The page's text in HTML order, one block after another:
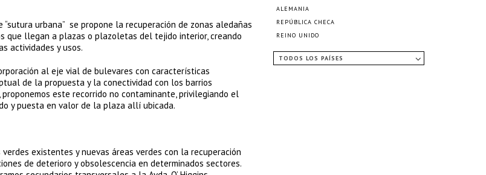
urbana” se propone la recuperación de zonas aledañas
que llegan a plazas o plazoletas del tejido interior, creando
actividades y usos.
al eje vial de bulevares con características
de la propuesta y la conectividad con los barrios
proponemos este recorrido no contaminante, privilegiando el
y puesta en valor de la plaza allí ubicada.
existentes y nuevas áreas verdes con la recuperación
de deterioro y obsolescencia en determinados sectores.
ALEMANIA
REPÚBLICA CHECA
REINO UNIDO
TODOS LOS PAÍSES